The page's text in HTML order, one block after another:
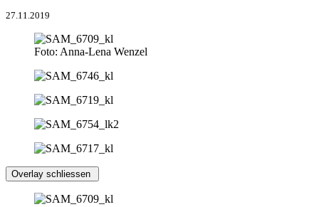
27.11.2019
Foto: Anna-Lena Wenzel
Overlay schliessen